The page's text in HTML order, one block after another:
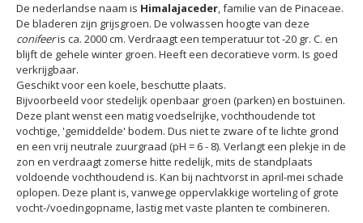
De nederlandse naam is Himalajaceder, familie van de Pinaceae.
De bladeren zijn grijsgroen. De volwassen hoogte van deze
conifeeris ca. 2000 cm. Verdraagt een temperatuur tot -20 gr. C. en
blijft de gehele winter groen. Heeft een decoratieve vorm. Is goed
verkrijgbaar.
Geschikt voor een koele, beschutte plaats.
Bijvoorbeeld voor stedelijk openbaar groen (parken) en bostuinen.
Deze plant wenst een matig voedselrijke, vochthoudende tot
vochtige, 'gemiddelde' bodem. Dus niet te zware of te lichte grond
en een vrij neutrale zuurgraad (pH = 6 - 8). Verlangt een plekje in de
zon en verdraagt zomerse hitte redelijk, mits de standplaats
voldoende vochthoudend is. Kan bij nachtvorst in april-mei schade
oplopen. Deze plant is, vanwege oppervlakkige worteling of grote
vocht-/voedingopname, lastig met vaste planten te combineren.